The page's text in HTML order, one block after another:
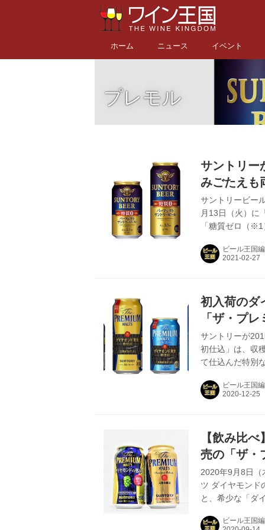
ホーム ニュース イベント
プレモル
サントリー
みごたえも
ル」4月13
サントリービー
月13日（火）に
「糖質ゼロ（
ビール｜サント
50,000名様にパ
け...
ビール王国
初入荷のダ
「ザ・プ
込〉」「同
込〉」
サントリーが
初仕込」は、収
て仕込んだ特別
モルツ ダイヤモ
エール ダイヤ
のプレモルを、
ビール王国
【飲み比
売の「ザ・
を飲んでみ
2020年9月8日（
ツ ダイヤモンド
と、希少な「ダ
ルツ」は、高品
ビール王国